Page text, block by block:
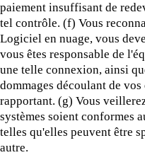
paiement insuffisant de
tel contrôle. (f) Vous
Logiciel en nuage, vous
vous êtes responsable de
une telle connexion, ainsi
dommages découlant de
rapportant. (g) Vous
systèmes soient conformes
telles qu'elles peuvent être
autre.